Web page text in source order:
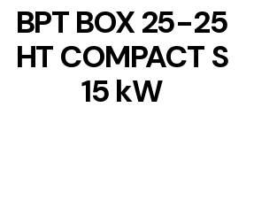
BPT BOX 25-25
HT COMPACT S
15 kW